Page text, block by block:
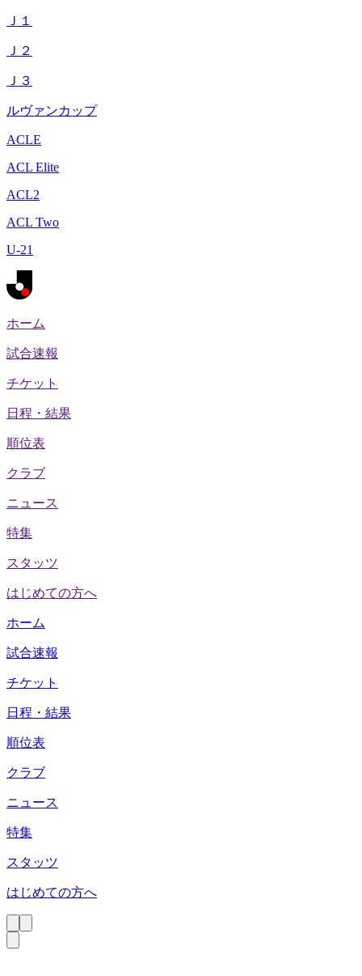
Ｊ１
Ｊ２
Ｊ３
ルヴァンカップ
ACLE
ACL Elite
ACL2
ACL Two
U-21
ホーム
試合速報
チケット
日程・結果
順位表
クラブ
ニュース
特集
スタッツ
はじめての方へ
ホーム
試合速報
チケット
日程・結果
順位表
クラブ
ニュース
特集
スタッツ
はじめての方へ